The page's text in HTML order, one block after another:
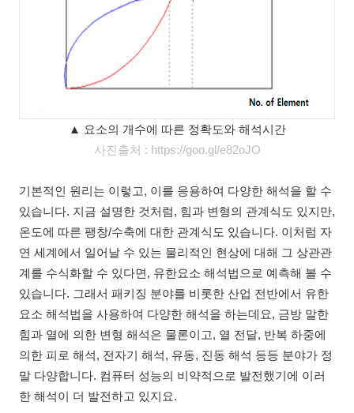
▲ 요소의 개수에 따른 정확도와 해석시간
사진출처 : https://goo.gl/e82oJO
기본적인 원리는 이렇고, 이를 응용하여 다양한 해석을 할 수
있습니다. 지금 설명한 것처럼, 힘과 변형의 관계식도 있지만,
온도에 따른 팽창/수축에 대한 관계식도 있습니다. 이처럼 자
연 세계에서 일어날 수 있는 물리적인 현상에 대해 그 상관관
계를 수식화할 수 있다면, 유한요소 해석법으로 예측해 볼 수
있습니다. 그래서 패키징 분야를 비롯한 산업 전반에서 유한
요소 해석법을 사용하여 다양한 해석을 하는데요, 금방 말한
힘과 열에 의한 변형 해석은 물론이고, 열 전달, 반복 하중에
의한 피로 해석, 전자기 해석, 유동, 진동 해석 등등 분야가 정
말 다양합니다. 컴퓨터 성능의 비약적으로 발전했기에 이러
한 해석이 더 발전하고 있지요.